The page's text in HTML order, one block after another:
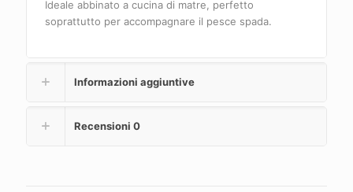
Ideale abbinato a cucina di matre, perfetto
soprattutto per accompagnare il pesce spada.
Informazioni aggiuntive
Recensioni 0